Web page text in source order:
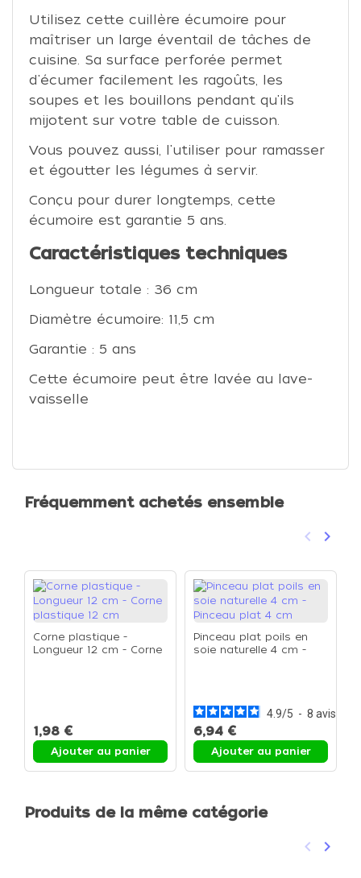
Utilisez cette cuillère écumoire pour
maîtriser un large éventail de tâches de
cuisine. Sa surface perforée permet
d'écumer facilement les ragoûts, les
soupes et les bouillons pendant qu'ils
mijotent sur votre table de cuisson.
Vous pouvez aussi, l'utiliser pour ramasser
et égoutter les légumes à servir.
Conçu pour durer longtemps, cette
écumoire est garantie 5 ans.
Caractéristiques techniques
Longueur totale : 36 cm
Diamètre écumoire: 11,5 cm
Garantie : 5 ans
Cette écumoire peut être lavée au lave-
vaisselle
Fréquemment achetés ensemble
Précédent
keyboard_arrow_left keyboard_arrow_right
Corne plastique -
Longueur 12 cm - Corne
1,98 €
Ajouter au panier
Pinceau plat poils en
soie naturelle 4 cm -
4.9/5 - 8 avis
6,94 €
Ajouter au panier
Produits de la même catégorie
Précédent
keyboard_arrow_left keyboard_arrow_right